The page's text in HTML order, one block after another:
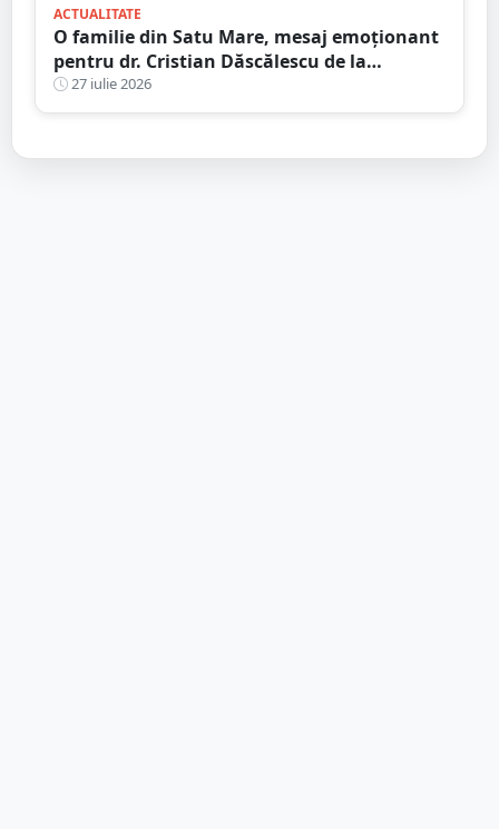
ACTUALITATE
O familie din Satu Mare, mesaj emoționant
pentru dr. Cristian Dăscălescu de la
Spitalului Județean
27 iulie 2026